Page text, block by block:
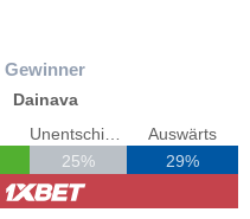
Gewinner
Dainava
25%
Auswärts
29%